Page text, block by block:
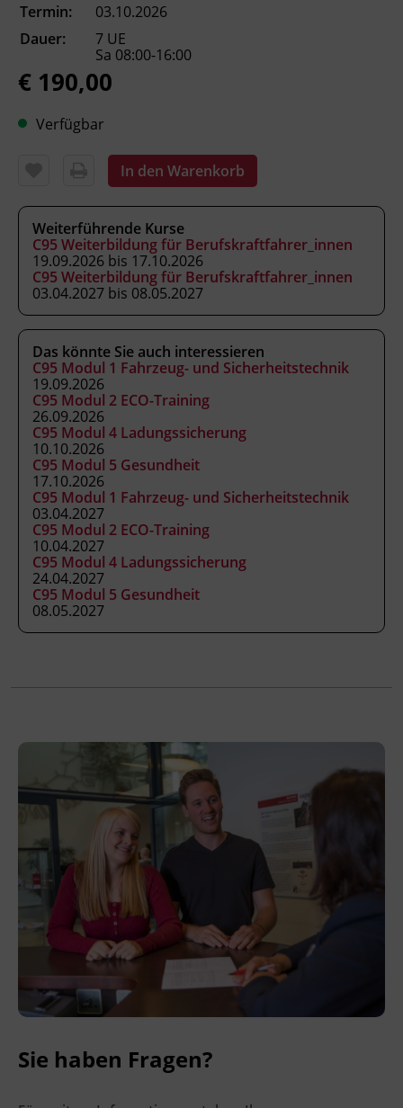
Marktordnung des Güterverkehrs
einordnen.
Kriminalität und illegale Einschleusung
erkennen und richtig reagieren.
Präsenzunterricht
Leitung
Fachtrainer_in
Abschluss
Kursbesuchsbestätigung
Abschlussinformation
gemäß § 19 Güterbeförderungsgesetz 1995, §
14a Gelegenheitsverkehrs-Gesetz 1996 und §
44a Kraftfahrliniengesetz
Veranstaltungsort
BFI Tirol Bildungszentrum
Ing.-Etzel-Straße 7
6020 Innsbruck
Abschlussinformation
44a Kraftfahrliniengesetz
Terminübersicht
Termin:
03.10.2026
Dauer:
7 UE
Sa 08:00-16:00
€ 190,00
Verfügbar
In den Warenkorb
Weiterführende Kurse
C95 Weiterbildung für Berufskraftfahrer_innen
19.09.2026 bis 17.10.2026
C95 Weiterbildung für Berufskraftfahrer_innen
03.04.2027 bis 08.05.2027
Das könnte Sie auch interessieren
C95 Modul 1 Fahrzeug- und Sicherheitstechnik
19.09.2026
C95 Modul 2 ECO-Training
26.09.2026
C95 Modul 4 Ladungssicherung
10.10.2026
C95 Modul 5 Gesundheit
17.10.2026
C95 Modul 1 Fahrzeug- und Sicherheitstechnik
03.04.2027
C95 Modul 2 ECO-Training
10.04.2027
C95 Modul 4 Ladungssicherung
24.04.2027
C95 Modul 5 Gesundheit
08.05.2027
Sie haben Fragen?